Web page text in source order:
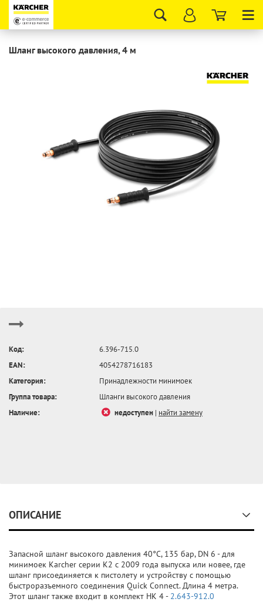
Шланг высокого давления, 4 м
Код:
6.396-715.0
EAN:
4054278716183
Категория:
Принадлежности минимоек
Группа товара:
Шланги высокого давления
Наличие:
недоступен | найти замену
ОПИСАНИЕ
Запасной шланг высокого давления 40°C, 135 бар, DN 6 - для
минимоек Karcher серии K2 с 2009 года выпуска или новее, где
шланг присоединяется к пистолету и устройству с помощью
быстроразъемного соединения Quick Connect. Длина 4 метра.
Этот шланг также входит в комплект HK 4 - 2.643-912.0